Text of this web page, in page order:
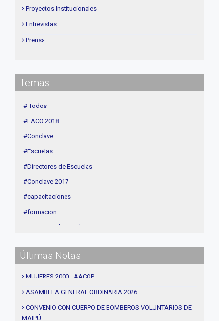
Proyectos Institucionales
Entrevistas
Prensa
Contenidos de Interés
Cuota
Agenda
Linea Sociedad
Temas
# Todos
#EACO 2018
#Conclave
#Escuelas
#Directores de Escuelas
#Conclave 2017
#capacitaciones
#formacion
#procesos de coaching
#Actividades
#videos
Últimas Notas
MUJERES 2000 - AACOP
ASAMBLEA GENERAL ORDINARIA 2026
CONVENIO CON CUERPO DE BOMBEROS VOLUNTARIOS DE
MAIPÚ.